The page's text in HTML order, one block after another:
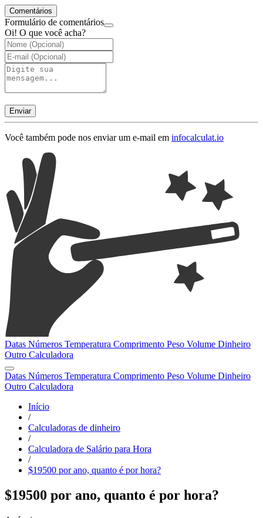
Comentários
Formulário de comentários
Oi! O que você acha?
Enviar
Você também pode nos enviar um e-mail em infocalculat.io
Datas Números Temperatura Comprimento Peso Volume Dinheiro
Outro Calculadora
Datas Números Temperatura Comprimento Peso Volume Dinheiro
Outro Calculadora
Início
/
Calculadoras de dinheiro
/
Calculadora de Salário para Hora
/
$19500 por ano, quanto é por hora?
$19500 por ano, quanto é por hora?